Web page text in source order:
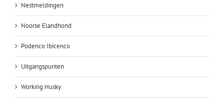
Nestmeldingen
Noorse Elandhond
Podenco Ibicenco
Uitgangspunten
Working Husky